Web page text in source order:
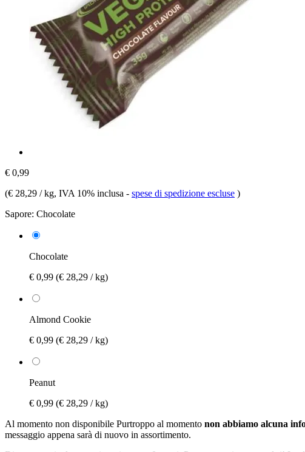
€ 0,99
(€ 28,29 / kg, IVA 10% inclusa - spese di spedizione escluse )
Sapore: Chocolate
Chocolate
€ 0,99 (€ 28,29 / kg)
Almond Cookie
€ 0,99 (€ 28,29 / kg)
Peanut
€ 0,99 (€ 28,29 / kg)
Al momento non disponibile Purtroppo al momento non abbiamo alcuna
messaggio appena sarà di nuovo in assortimento.